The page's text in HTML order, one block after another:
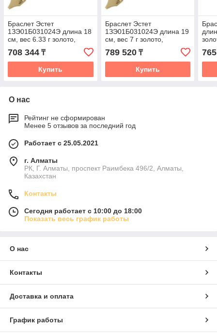
Браслет Эстет
1ЗЭ01Б031024Э длина 18
см, вес 6.33 г золото,
плетение фантазийное
708 344 ₸
Купить
Браслет Эстет
1ЗЭ01Б031024Э длина 19
см, вес 7 г золото,
плетение фантазийное
789 520₸
Купить
О нас
Рейтинг не сформирован
Менее 5 отзывов за последний год
Работает с 25.05.2021
г. Алматы
РК, Г. Алматы, проспект Раимбека 496/2, Алматы,
Казахстан
Контакты
Сегодня работает с 10:00 до 18:00
Показать весь график работы
О нас
Контакты
Доставка и оплата
График работы